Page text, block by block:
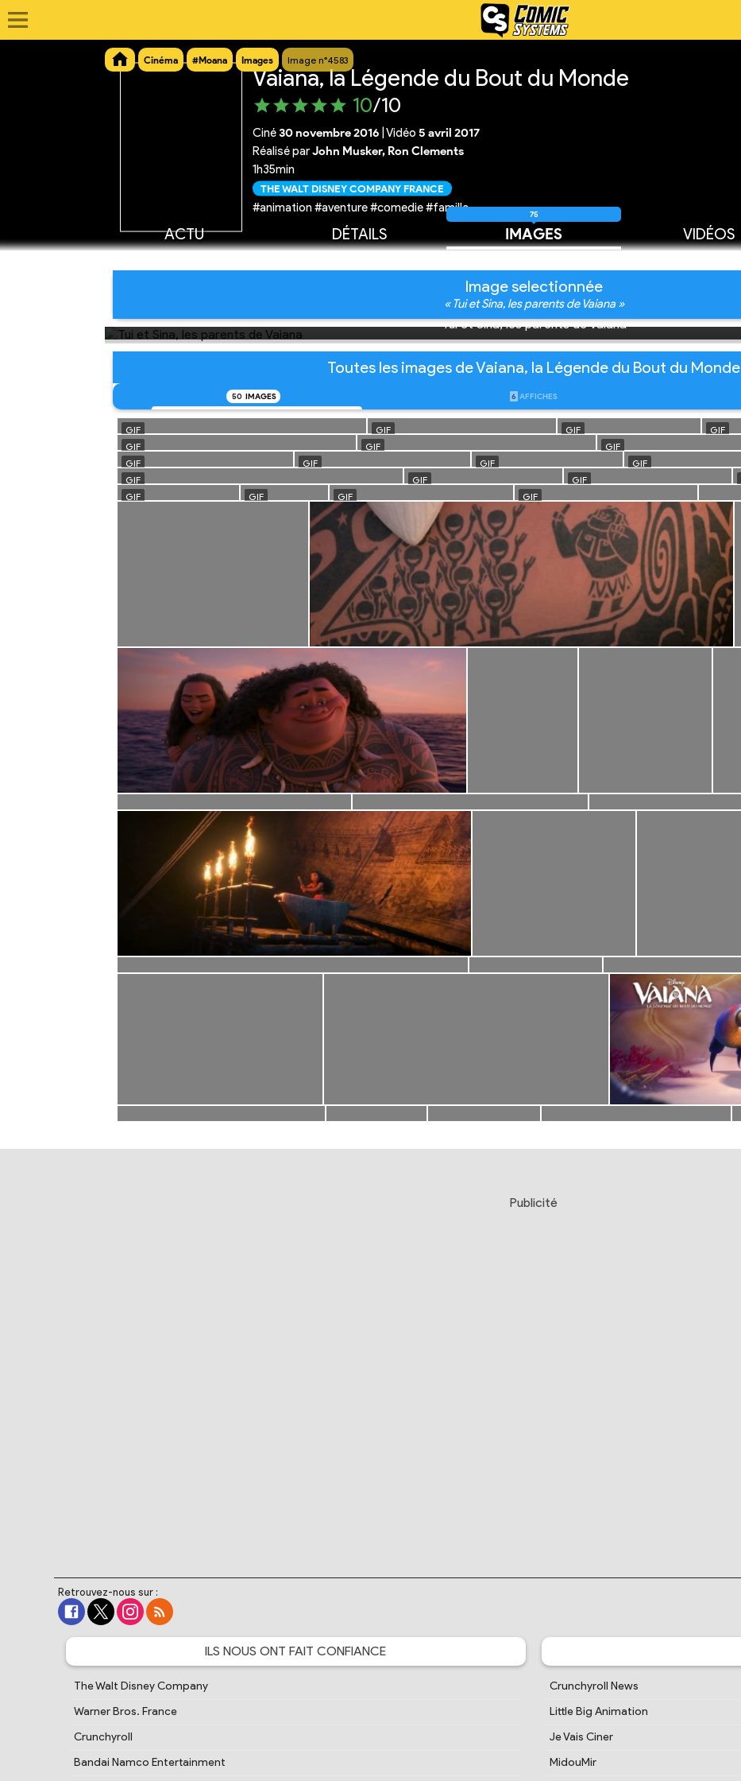
Cinéma #Moana Images Image n°4583
Vaiana, la Légende du Bout du Monde
10/10
Ciné30 novembre 2016 Vidéo 5 avril 2017
Réalisé parJohn Musker, Ron Clements
1h35min
THE WALT DISNEY COMPANY FRANCE
#animation #aventure #comedie #famille
ACTU DÉTAILS IMAGES
75
VIDÉOS
Image selectionnée
« Tui et Sina, les parents de Vaiana »
Tui et Sina, les parents de Vaiana
Toutes les images de Vaiana, la Légende du Bout du Monde
50 IMAGES 6 AFFICHES
Publicité
Retrouvez-nous sur :
ILS NOUS ONT FAIT CONFIANCE
The Walt Disney Company
Warner Bros. France
Crunchyroll
Bandai Namco Entertainment
Crunchyroll News
Little Big Animation
Je Vais Ciner
MidouMir